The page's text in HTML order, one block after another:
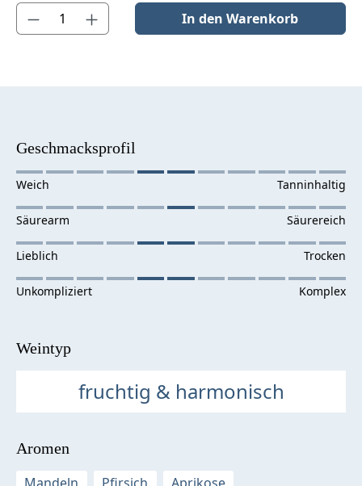
Produkt Anzahl: Gib den gewünschten Wert ein oder benutze
In den Warenkorb
Geschmacksprofil
Weintyp
fruchtig & harmonisch
Aromen